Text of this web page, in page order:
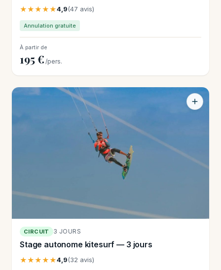
★★★★★4,9(47 avis)
Annulation gratuite
À partir de
195 € /pers.
CIRCUIT 3 JOURS
Stage autonome kitesurf — 3 jours
★★★★★4,9(32 avis)